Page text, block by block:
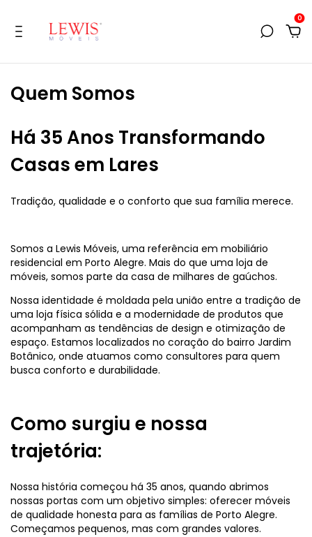
0
Quem Somos
Há 35 Anos Transformando
Casas em Lares
Tradição, qualidade e o conforto que sua família merece.
Somos a Lewis Móveis, uma referência em mobiliário
residencial em Porto Alegre. Mais do que uma loja de
móveis, somos parte da casa de milhares de gaúchos.
Nossa identidade é moldada pela união entre a tradição de
uma loja física sólida e a modernidade de produtos que
acompanham as tendências de design e otimização de
espaço. Estamos localizados no coração do bairro Jardim
Botânico, onde atuamos como consultores para quem
busca conforto e durabilidade.
Como surgiu e nossa
trajetória:
Nossa história começou há 35 anos, quando abrimos
nossas portas com um objetivo simples: oferecer móveis
de qualidade honesta para as famílias de Porto Alegre.
Começamos pequenos, mas com grandes valores.